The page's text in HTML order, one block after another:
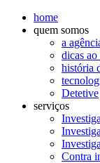
home
quem somos
a
dicas
história
Detetive
serviços
Contra